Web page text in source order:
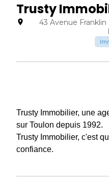
Trusty
43 Avenue
Trusty Immobilier, une
sur Toulon depuis 1992.
Trusty Immobilier, c'est
confiance.